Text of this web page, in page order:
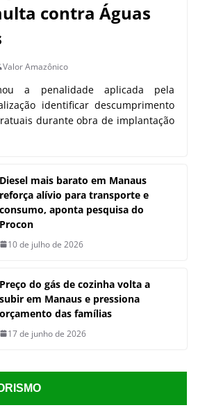
contra Águas
Valor Amazônico
a penalidade aplicada pela
identificar descumprimento
durante obra de implantação
Diesel mais barato em Manaus
reforça alívio para transporte e
consumo, aponta pesquisa do
Procon
10 de julho de 2026
Preço do gás de cozinha volta a
subir em Manaus e pressiona
orçamento das famílias
17 de junho de 2026